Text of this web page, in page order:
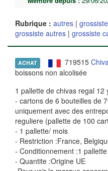
Rubrique : autres |
grossiste autres | grossiste
ACHAT 719515
boissons non alcolisée
1 pallette de chivas regal
- cartons de 6 bouteilles de
uniquement avec des
reguliere (pallette de 100
- 1 pallette/ mois
- Restriction :France,
- Conditionnement :1
- Quantite :Origine UE